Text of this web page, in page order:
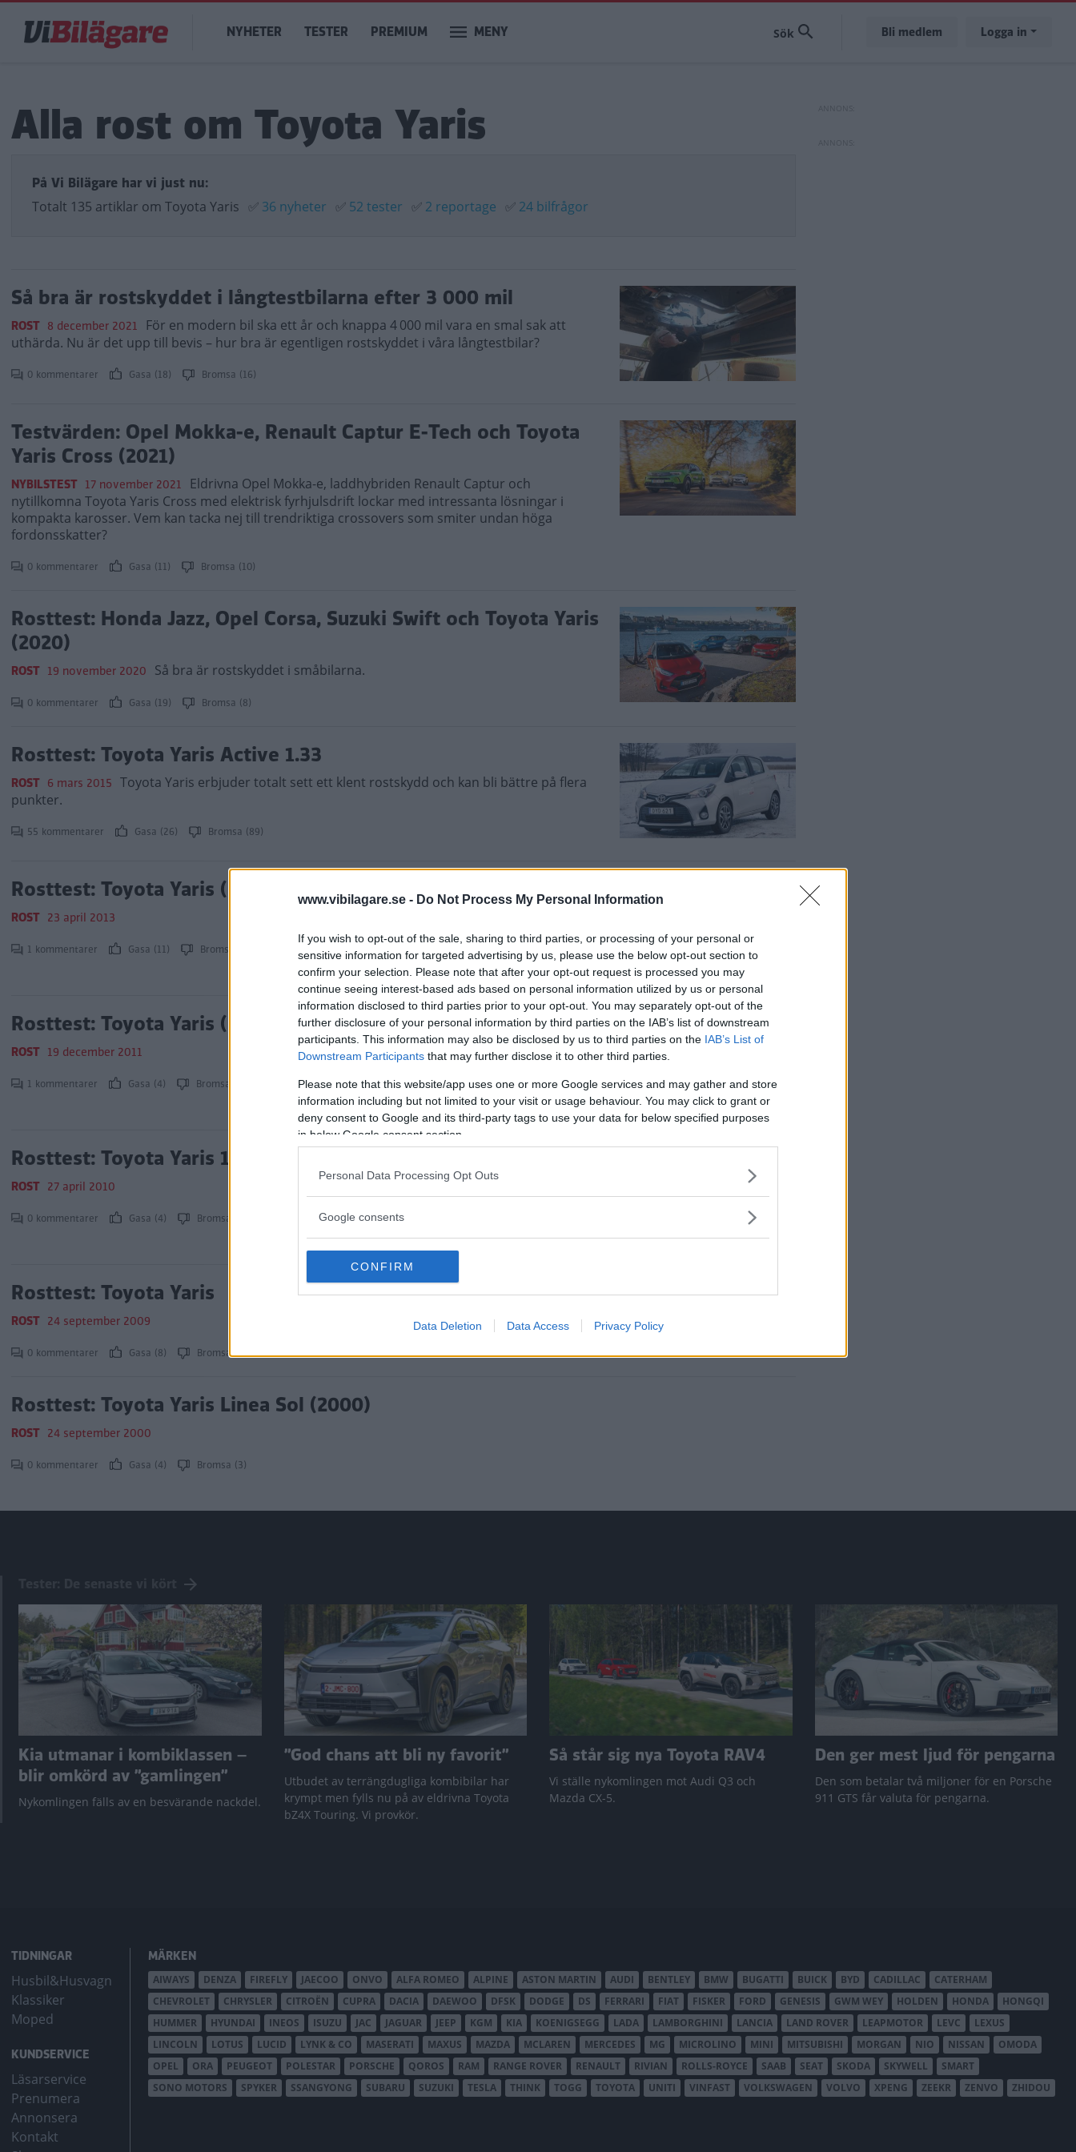
www.vibilagare.se - Do Not Process My Personal Information
If you wish to opt-out of the sale, sharing to third parties, or processing of your personal or
sensitive information for targeted advertising by us, please use the below opt-out section to
confirm your selection. Please note that after your opt-out request is processed you may
continue seeing interest-based ads based on personal information utilized by us or personal
information disclosed to third parties prior to your opt-out. You may separately opt-out of the
further disclosure of your personal information by third parties on the IAB’s list of downstream
participants. This information may also be disclosed by us to third parties on the IAB’s List of
Downstream Participants that may further disclose it to other third parties.
Please note that this website/app uses one or more Google services and may gather and store
information including but not limited to your visit or usage behaviour. You may click to grant or
deny consent to Google and its third-party tags to use your data for below specified purposes
in below Google consent section.
Personal Data Processing Opt Outs
Google consents
CONFIRM
Data Deletion Data Access Privacy Policy
huvudinnehåll
Main
navigation
NYHETER TESTER PREMIUM MENY Bli medlem Logga in
Alla rost om Toyota Yaris
På Vi Bilägare har vi just nu:
Totalt 135 artiklar om Toyota Yaris ✅ 36 nyheter ✅ 52 tester ✅ 2 reportage ✅ 24 bilfrågor
Så bra är rostskyddet i långtestbilarna efter 3 000 mil
ROST 8 december 2021 För en modern bil ska ett år och knappa 4 000 mil vara en smal sak att
uthärda. Nu är det upp till bevis – hur bra är egentligen rostskyddet i våra långtestbilar?
0 kommentarer Gasa (18) Bromsa (16)
Testvärden: Opel Mokka-e, Renault Captur E-Tech och Toyota
Yaris Cross (2021)
NYBILSTEST 17 november 2021 Eldrivna Opel Mokka-e, laddhybriden Renault Captur och
nytillkomna Toyota Yaris Cross med elektrisk fyrhjulsdrift lockar med intressanta lösningar i
kompakta karosser. Vem kan tacka nej till trendriktiga crossovers som smiter undan höga
fordonsskatter?
0 kommentarer Gasa (11) Bromsa (10)
Rosttest: Honda Jazz, Opel Corsa, Suzuki Swift och Toyota Yaris
(2020)
ROST 19 november 2020 Så bra är rostskyddet i småbilarna.
0 kommentarer Gasa (19) Bromsa (8)
Rosttest: Toyota Yaris Active 1.33
ROST 6 mars 2015 Toyota Yaris erbjuder totalt sett ett klent rostskydd och kan bli bättre på flera
punkter.
55 kommentarer Gasa (26) Bromsa (89)
Rosttest: Toyota Yaris (2013)
ROST 23 april 2013
1 kommentarer Gasa (11) Bromsa (15)
Rosttest: Toyota Yaris (2011)
ROST 19 december 2011
1 kommentarer Gasa (4) Bromsa (2)
Rosttest: Toyota Yaris 1,4 D-4D
ROST 27 april 2010
0 kommentarer Gasa (4) Bromsa (3)
Rosttest: Toyota Yaris
ROST 24 september 2009
0 kommentarer Gasa (8) Bromsa (6)
Rosttest: Toyota Yaris Linea Sol (2000)
ROST 24 september 2000
0 kommentarer Gasa (4) Bromsa (3)
Kia utmanar i kombiklassen –
blir omkörd av ”gamlingen”
Nykomlingen fälls av en besvärande nackdel.
”God chans att bli ny favorit”
Utbudet av terrängdugliga kombibilar har
krympt men fylls nu på av eldrivna Toyota
bZ4X Touring. Vi provkör.
Så står sig nya Toyota RAV4
Vi ställe nykomlingen mot Audi Q3 och
Mazda CX-5.
Den ger mest ljud för pengarna
Den som betalar två miljoner för en Porsche
911 GTS får valuta för pengarna.
TIDNINGAR
Husbil&Husvagn
Klassiker
Moped
KUNDSERVICE
Läsarservice
Prenumera
Annonsera
Kontakt
MÄRKEN
AIWAYS DENZA FIREFLY JAECOO ONVO ALFA ROMEO ALPINE ASTON MARTIN AUDI BENTLEY BMW BUGATTI BUICK BYD CADILLAC
CATERHAM
CHEVROLET
CHRYSLER CITROËN CUPRA DACIA DAEWOO DFSK DODGE DS FERRARI FIAT FISKER FORD GENESIS GWM WEY HOLDEN HONDA
HONGQI
HUMMER
HYUNDAI INEOS ISUZU JAC JAGUAR JEEP KGM KIA KOENIGSEGG LADA LAMBORGHINI LANCIA LAND ROVER LEAPMOTOR LEVC
LEXUS
LINCOLN
LOTUS LUCID LYNK & CO MASERATI MAXUS MAZDA MCLAREN MERCEDES MG MICROLINO MINI MITSUBISHI MORGAN NIO NISSAN
OMODA
OPEL
ORA PEUGEOT POLESTAR PORSCHE QOROS RAM RANGE ROVER RENAULT RIVIAN ROLLS-ROYCE SAAB SEAT SKODA SKYWELL
SMART
SONO MOTORS
SPYKER SSANGYONG SUBARU SUZUKI TESLA THINK TOGG TOYOTA UNITI VINFAST VOLKSWAGEN VOLVO XPENG ZEEKR ZENVO ZHIDOU